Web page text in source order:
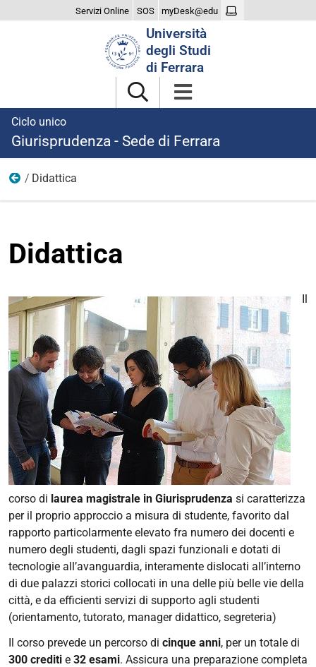
Servizi Online SOS myDesk@edu
Università
degli Studi
di Ferrara
Ciclo unico
Giurisprudenza - Sede di Ferrara
Studiare
Didattica
Didattica
Il
corso di laurea magistrale in Giurisprudenza si caratterizza
per il proprio approccio a misura di studente, favorito dal
rapporto particolarmente elevato fra numero dei docenti e
numero degli studenti, dagli spazi funzionali e dotati di
tecnologie all’avanguardia, interamente dislocati all’interno
di due palazzi storici collocati in una delle più belle vie della
città, e da efficienti servizi di supporto agli studenti
(orientamento, tutorato, manager didattico, segreteria)
Il corso prevede un percorso di cinque anni, per un totale di
300 crediti e 32 esami. Assicura una preparazione completa